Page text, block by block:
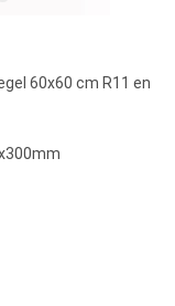
60x60 cm R11 en